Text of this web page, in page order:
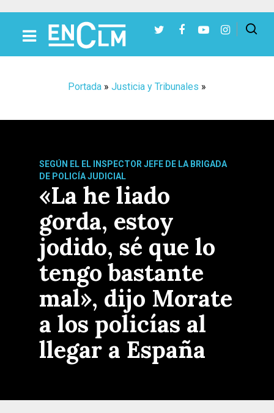
Portada » Justicia y Tribunales »
SEGÚN EL EL INSPECTOR JEFE DE LA BRIGADA
DE POLICÍA JUDICIAL
«La he liado
gorda, estoy
jodido, sé que lo
tengo bastante
mal», dijo Morate
a los policías al
llegar a España